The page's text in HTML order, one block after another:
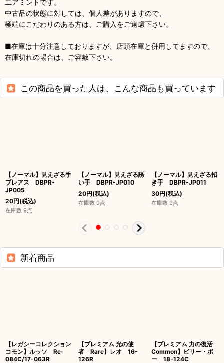
二アミントです。
中古品の状態に対しては、個人差がありますので、
極端にこだわりのある方は、ご購入をご遠慮下さい。
■在庫は十分注意しておりますが、店頭在庫と併用してますので、
在庫切れの場合は、ご容赦下さい。
この商品を買った人は、こんな商品も買っています
【ノーマル】見えざる手
ブレアス DBPR-
JP005
20円(税込)
在庫数 9点
【ノーマル】見えざる誘
い手 DBPR-JP010
20円(税込)
在庫数 9点
【ノーマル】見えざる招
き手 DBPR-JP011
30円(税込)
在庫数 9点
新着商品
【レガシーコレクション
コモン】ルッソ Re-
084C/17-063R
【プレミアム 光の使
者 Rare】レオ 16-
126R
【プレミアム 力の復活
Common】ビリー・ボ
ー 18-124C